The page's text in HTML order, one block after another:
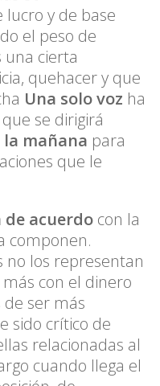
lucro y de base
el peso de
cierta
quehacer y que
Una solo voz ha
se dirigirá
mañana para
que le
de acuerdo con la
componen.
no los representan
con el dinero
ser más
sido crítico de
relacionadas al
cuando llega el